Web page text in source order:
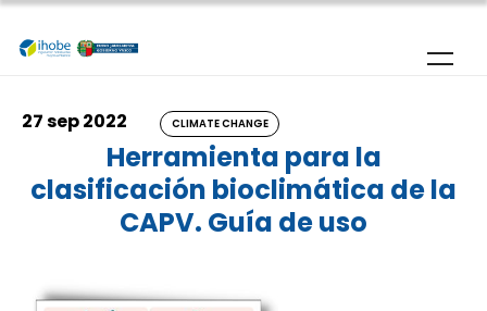
Skip to main content
27 sep 2022 CLIMATE CHANGE
Herramienta para la
clasificación bioclimática de la
CAPV. Guía de uso